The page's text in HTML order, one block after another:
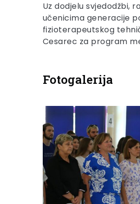
Uz dodjelu svjedodžbi,
učenicima generacije
fizioterapeutskog
Cesarec za program
Fotogalerija